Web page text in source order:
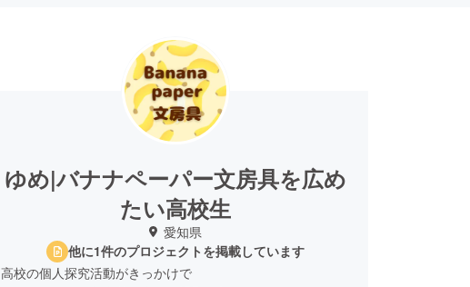
ゆめ|バナナペーパー文房具を広め
たい高校生
愛知県
他に1件のプロジェクトを掲載しています
高校の個人探究活動がきっかけで